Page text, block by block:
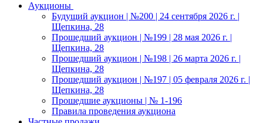
Аукционы
Будущий аукцион | №200 | 24 сентября 2026 г. |
Щепкина, 28
Прошедший аукцион | №199 | 28 мая 2026 г. |
Щепкина, 28
Прошедший аукцион | №198 | 26 марта 2026 г. |
Щепкина, 28
Прошедший аукцион | №197 | 05 февраля 2026 г. |
Щепкина, 28
Прошедшие аукционы | № 1-196
Правила проведения аукциона